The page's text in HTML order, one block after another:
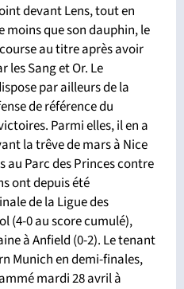
devant Lens, tout en
moins que son dauphin, le
au titre après avoir
les Sang et Or. Le
par ailleurs de la
de référence du
Parmi elles, il en a
la trêve de mars à Nice
au Parc des Princes contre
ont depuis été
de la Ligue des
(4-0 au score cumulé),
à Anfield (0-2). Le tenant
Munich en demi-finales,
mardi 28 avril à